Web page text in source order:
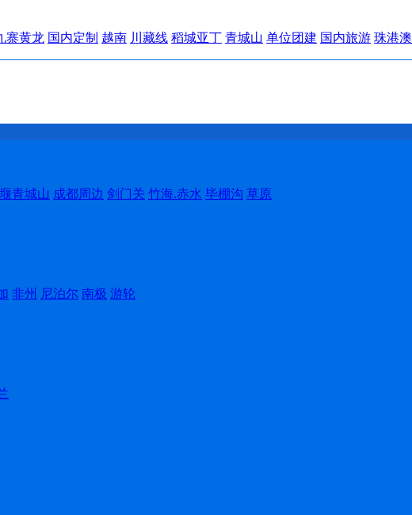
寨黄龙 国内定制 越南 川藏线 稻城亚丁 青城山 单位团建 国内旅游 珠港澳
青城山 成都周边 剑门关 竹海.赤水 毕棚沟 草原
非州 尼泊尔 南极 游轮